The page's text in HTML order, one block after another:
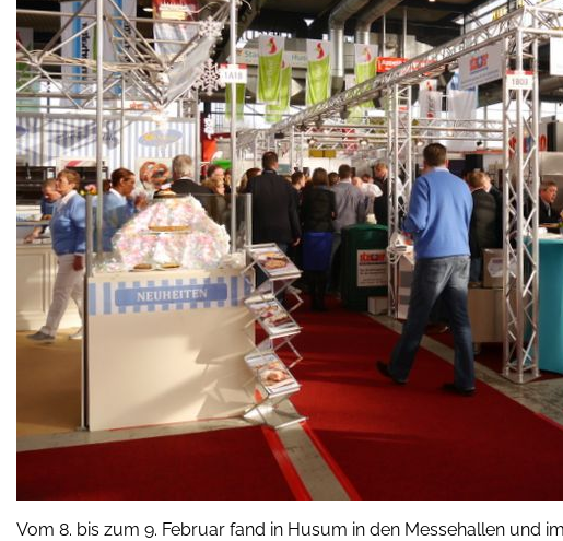
Vom 8. bis zum 9. Februar fand in Husum in den Messehallen und